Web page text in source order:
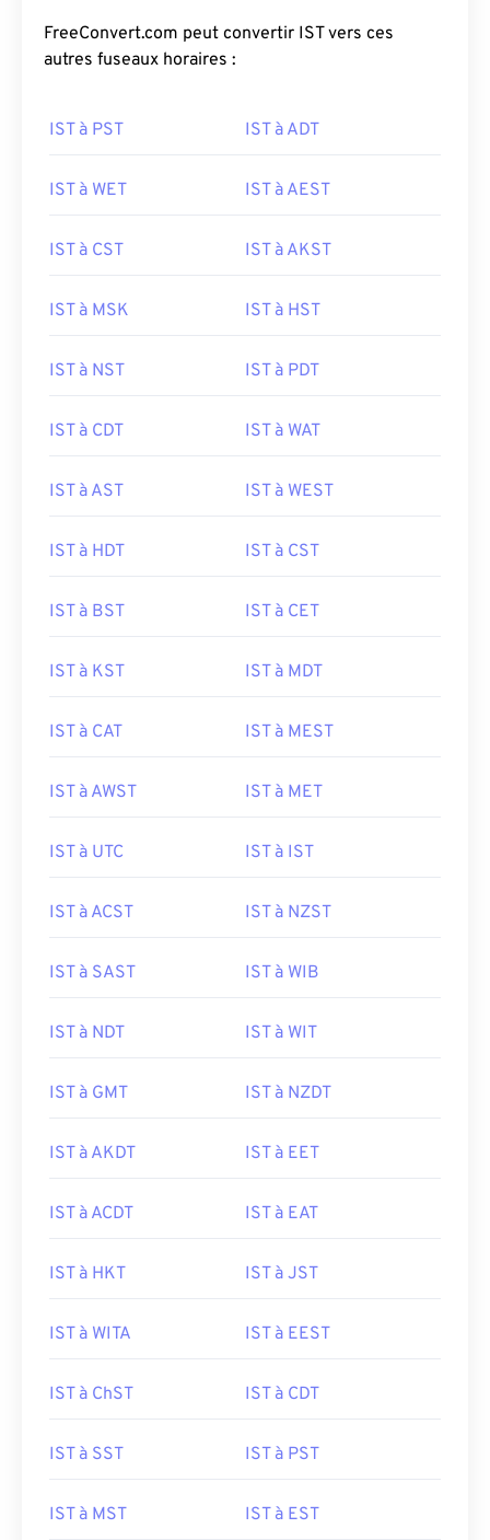
FreeConvert.com peut convertir IST vers ces
autres fuseaux horaires :
IST à PST IST à ADT
IST à WET IST à AEST
IST à CST IST à AKST
IST à MSK IST à HST
IST à NST IST à PDT
IST à CDT IST à WAT
IST à AST IST à WEST
IST à HDT IST à CST
IST à BST IST à CET
IST à KST IST à MDT
IST à CAT IST à MEST
IST à AWST IST à MET
IST à UTC IST à IST
IST à ACST IST à NZST
IST à SAST IST à WIB
IST à NDT IST à WIT
IST à GMT IST à NZDT
IST à AKDT IST à EET
IST à ACDT IST à EAT
IST à HKT IST à JST
IST à WITA IST à EEST
IST à ChST IST à CDT
IST à SST IST à PST
IST à MST IST à EST